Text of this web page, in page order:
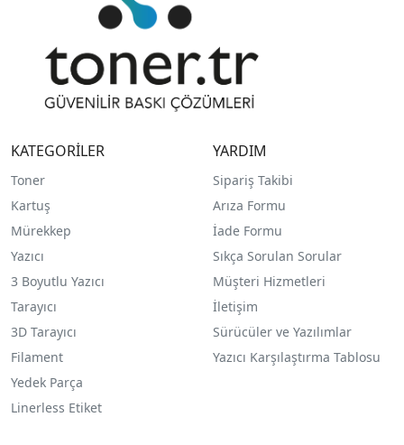
KATEGORİLER
Toner
Kartuş
Mürekkep
Yazıcı
3 Boyutlu Yazıcı
Tarayıcı
3D Tarayıcı
Filament
Yedek Parça
Linerless Etiket
YARDIM
Sipariş Takibi
Arıza Formu
İade Formu
Sıkça Sorulan Sorular
Müşteri Hizmetleri
İletişim
Sürücüler ve Yazılımlar
Yazıcı Karşılaştırma Tablosu